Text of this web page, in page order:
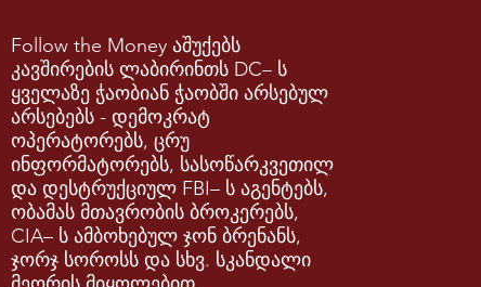
Follow the Money აშუქებს
კავშირების ლაბირინთს DC– ს
ყველაზე ჭაობიან ჭაობში არსებულ
არსებებს - დემოკრატ
ოპერატორებს, ცრუ
ინფორმატორებს, სასოწარკვეთილ
და დესტრუქციულ FBI– ს აგენტებს,
ობამას მთავრობის ბროკერებს,
CIA– ს ამბოხებულ ჯონ ბრენანს,
ჯორჯ სოროსს და სხვ. სკანდალი